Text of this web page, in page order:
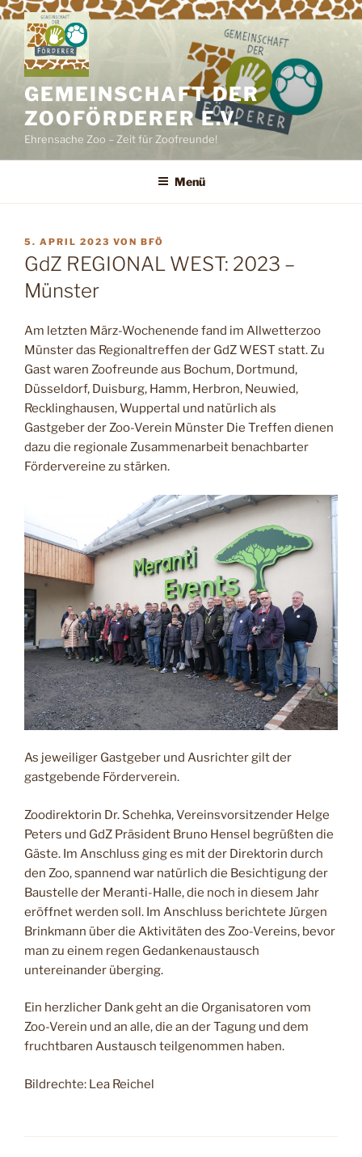
Zum
Inhalt
springen
GEMEINSCHAFT DER
ZOOFÖRDERER E.V.
Ehrensache Zoo – Zeit für Zoofreunde!
Menü
VERÖFFENTLICHT
AM
5. APRIL 2023 VON BFÖ
GdZ REGIONAL WEST: 2023 –
Münster
Am letzten März-Wochenende fand im Allwetterzoo
Münster das Regionaltreffen der GdZ WEST statt. Zu
Gast waren Zoofreunde aus Bochum, Dortmund,
Düsseldorf, Duisburg, Hamm, Herbron, Neuwied,
Recklinghausen, Wuppertal und natürlich als
Gastgeber der Zoo-Verein Münster Die Treffen dienen
dazu die regionale Zusammenarbeit benachbarter
Fördervereine zu stärken.
As jeweiliger Gastgeber und Ausrichter gilt der
gastgebende Förderverein.
Zoodirektorin Dr. Schehka, Vereinsvorsitzender Helge
Peters und GdZ Präsident Bruno Hensel begrüßten die
Gäste. Im Anschluss ging es mit der Direktorin durch
den Zoo, spannend war natürlich die Besichtigung der
Baustelle der Meranti-Halle, die noch in diesem Jahr
eröffnet werden soll. Im Anschluss berichtete Jürgen
Brinkmann über die Aktivitäten des Zoo-Vereins, bevor
man zu einem regen Gedankenaustausch
untereinander überging.
Ein herzlicher Dank geht an die Organisatoren vom
Zoo-Verein und an alle, die an der Tagung und dem
fruchtbaren Austausch teilgenommen haben.
Bildrechte: Lea Reichel